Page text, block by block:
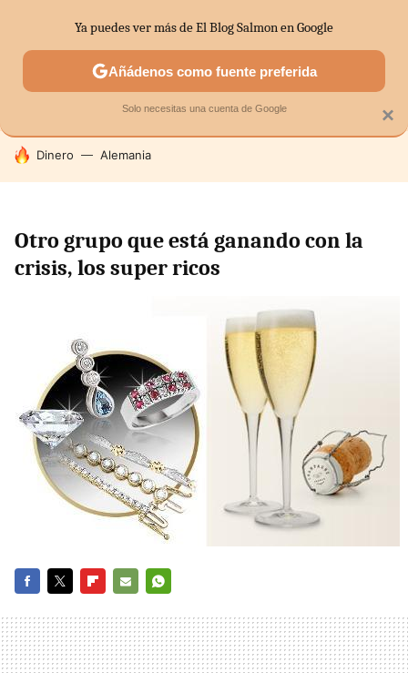
SECTORES ECONOMÍA DOMÉSTICA MERCADOS
HOY SE HABLA DE
Dinero Alemania
Otro grupo que está ganando con la
crisis, los super ricos
MAIL
×
Ya puedes ver más de El Blog Salmon en Google
Añádenos como fuente preferida
Solo necesitas una cuenta de Google